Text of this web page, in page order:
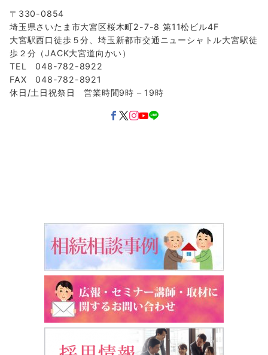
〒330-0854
埼玉県さいたま市大宮区桜木町2-7-8 第11松ビル4F
大宮駅西口徒歩５分、埼玉新都市交通ニューシャトル大宮駅徒
歩２分（JACK大宮道向かい）
TEL 048-782-8922
FAX 048-782-8921
休日/土日祝祭日 営業時間9時 – 19時